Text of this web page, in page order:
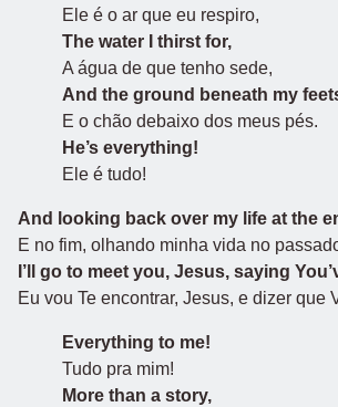
Ele é o ar que eu respiro,
The water I thirst for,
A água de que tenho sede,
And the ground beneath my
E o chão debaixo dos meus pés.
He’s everything!
Ele é tudo!
And looking back over my life at the
E no fim, olhando minha vida no
I’ll go to meet you, Jesus, saying
Eu vou Te encontrar, Jesus, e dizer que
Everything to me!
Tudo pra mim!
More than a story,